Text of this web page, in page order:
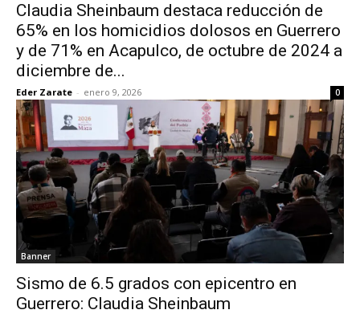
Claudia Sheinbaum destaca reducción de
65% en los homicidios dolosos en Guerrero
y de 71% en Acapulco, de octubre de 2024 a
diciembre de...
Eder Zarate - enero 9, 2026 0
Banner
Sismo de 6.5 grados con epicentro en
Guerrero: Claudia Sheinbaum